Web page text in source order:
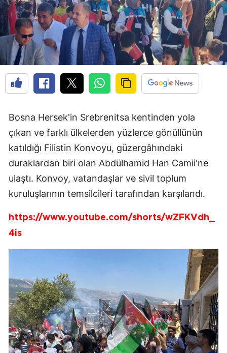
Bosna Hersek'in Srebrenitsa kentinden yola
çıkan ve farklı ülkelerden yüzlerce gönüllünün
katıldığı Filistin Konvoyu, güzergâhındaki
duraklardan biri olan Abdülhamid Han Camii'ne
ulaştı. Konvoy, vatandaşlar ve sivil toplum
kuruluşlarının temsilcileri tarafından karşılandı.
https://www.youtube.com/shorts/wZFKVdh_
4is